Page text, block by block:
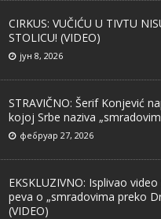
CIRKUS: VUČIĆU U TIVTU
STOLICU! (VIDEO)
јун 8, 2026
STRAVIČNO: Šerif Konjević
kojoj Srbe naziva
фебруар 27, 2026
EKSKLUZIVNO: Isplivao
peva o „smradovima preko
(VIDEO)